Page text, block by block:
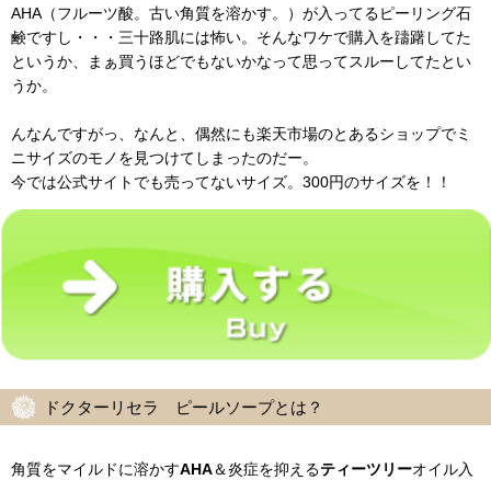
AHA（フルーツ酸。古い角質を溶かす。）が入ってるピーリング石
鹸ですし・・・三十路肌には怖い。そんなワケで購入を躊躇してた
というか、まぁ買うほどでもないかなって思ってスルーしてたとい
うか。
んなんですがっ、なんと、偶然にも楽天市場のとあるショップでミ
ニサイズのモノを見つけてしまったのだー。
今では公式サイトでも売ってないサイズ。300円のサイズを！！
ドクターリセラ ピールソープとは？
角質をマイルドに溶かすAHA＆炎症を抑えるティーツリーオイル入